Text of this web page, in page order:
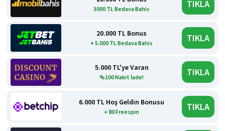
3000 TL Bedava Bahis TIKLA
20.000 TL Bonus
+ 5.000 TL Bedava Bahis TIKLA
5.000 TL'ye Varan
%100 Nakit İade! TIKLA
6.000 TL Hoş Geldin Bonusu
+ 80 Freespin TIKLA